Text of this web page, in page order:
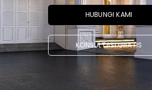
HUBUNGI KAMI
KONSULTASI GRATIS